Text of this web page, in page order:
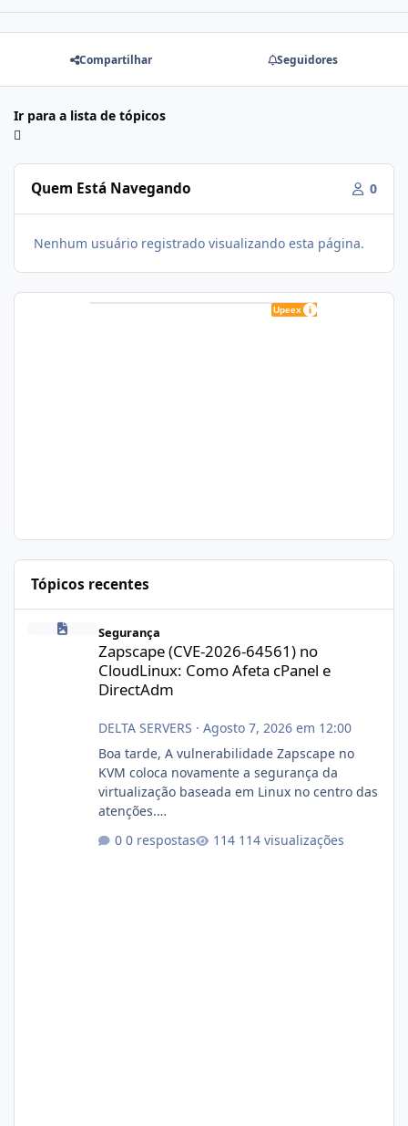
Compartilhar Seguidores
Ir para a lista de tópicos
Quem Está Navegando 0
Nenhum usuário registrado visualizando esta página.
Tópicos recentes
Zapscape (CVE-2026-64561) no CloudLinux: Como Afeta cPanel
Segurança
Zapscape (CVE-2026-64561) no
CloudLinux: Como Afeta cPanel e
DirectAdm
DELTA SERVERS · Agosto 7, 2026 em 12:00
Boa tarde, A vulnerabilidade Zapscape no
KVM coloca novamente a segurança da
virtualização baseada em Linux no centro das
atenções.
xjx23zz5f Criamos uma breve explicação:
0 respostas 114 visualizações